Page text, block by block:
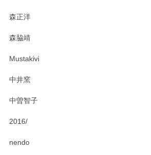
森正洋
森脇靖
Mustakivi
中井窯
中曽智子
2016/
nendo